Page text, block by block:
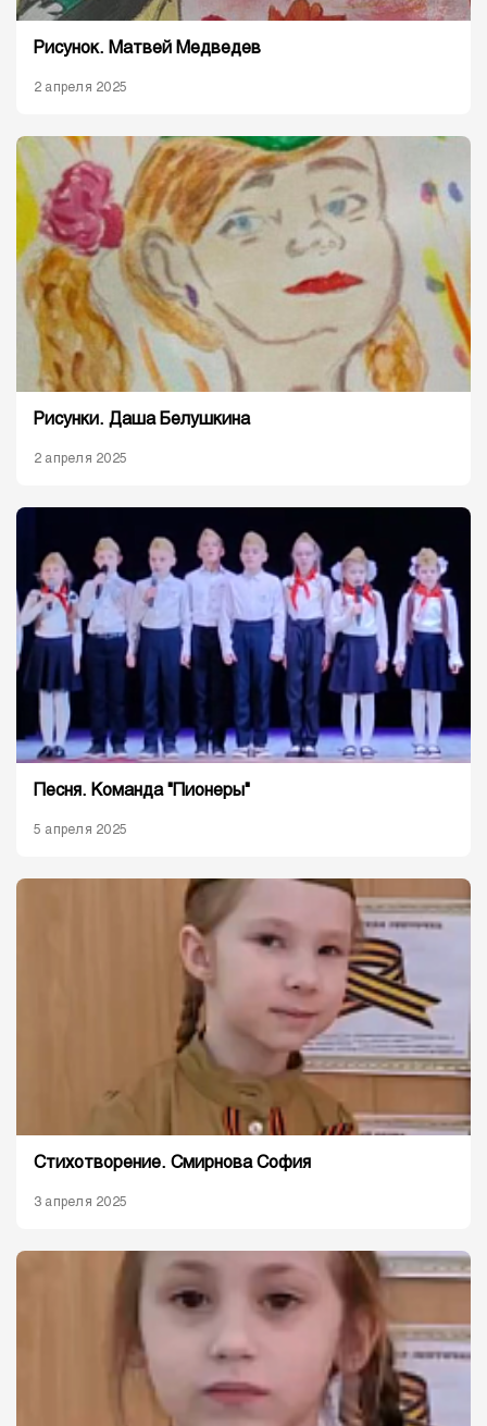
Рисунок. Матвей Медведев
2 апреля 2025
Рисунки. Даша Белушкина
2 апреля 2025
Песня. Команда "Пионеры"
5 апреля 2025
Стихотворение. Смирнова София
3 апреля 2025